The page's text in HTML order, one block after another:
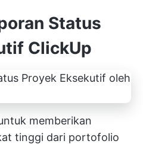
Status
ClickUp
memberikan
tinggi dari portofolio